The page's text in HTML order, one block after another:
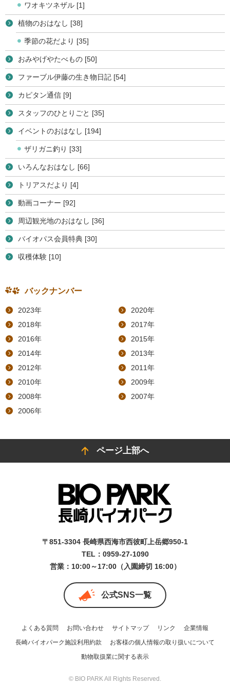
ワオキツネザル [1]
植物のおはなし [38]
季節の花だより [35]
おみやげやたべもの [50]
ファーブル伊藤の生き物日記 [54]
カピタン通信 [9]
スタッフのひとりごと [35]
イベントのおはなし [194]
ザリガニ釣り [33]
いろんなおはなし [66]
トリアスだより [4]
動画コーナー [92]
周辺観光地のおはなし [36]
バイオパス会員特典 [30]
収穫体験 [10]
バックナンバー
2023年
2020年
2018年
2017年
2016年
2015年
2014年
2013年
2012年
2011年
2010年
2009年
2008年
2007年
2006年
ページ上部へ
〒851-3304 長崎県西海市西彼町上岳郷950-1
TEL：0959-27-1090
営業：10:00～17:00（入園締切 16:00）
公式SNS一覧
よくある質問 お問い合わせ サイトマップ リンク
企業情報
長崎バイオパーク施設利用約款
お客様の個人情報の取り扱いについて
動物取扱業に関する表示
© BIO PARK All Rights Reserved.